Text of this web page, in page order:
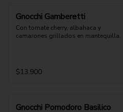
Gnocchi Gamberetti
Con tomate cherry, albahaca y
camarones grillados en mantequilla.
$13.900
Gnocchi Pomodoro Basilico